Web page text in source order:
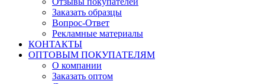
Заказать образцы
Вопрос-Ответ
Рекламные материалы
КОНТАКТЫ
ОПТОВЫМ ПОКУПАТЕЛЯМ
О компании
Заказать оптом